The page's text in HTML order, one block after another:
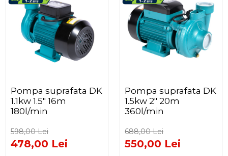
Pompa suprafata DK
1.1kw 1.5" 16m
180l/min
598,00 Lei
478,00 Lei
Pompa suprafata DK
1.5kw 2" 20m
360l/min
688,00 Lei
550,00 Lei